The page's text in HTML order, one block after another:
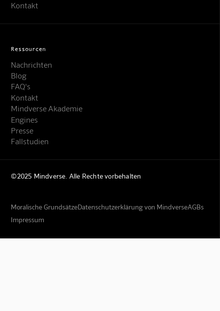
Kontakt
Ressourcen
Nachrichten
Blog
FAQ's
Kontakt
Mindverse Akademie
Engines
Presse
Fallstudien
©2025 Mindverse. Alle Rechte vorbehalten
Moralische GrundsätzeDatenschutzerklärung von MindverseAGBs
Impressum